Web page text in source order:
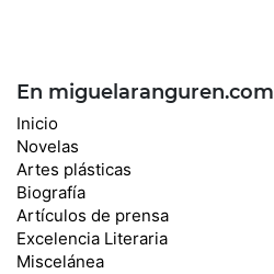
En miguelaranguren.com
Inicio
Novelas
Artes plásticas
Biografía
Artículos de prensa
Excelencia Literaria
Miscelánea